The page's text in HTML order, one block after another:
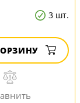
3 шт.